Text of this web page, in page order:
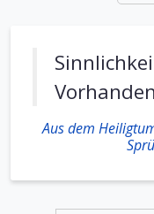
Aus dem